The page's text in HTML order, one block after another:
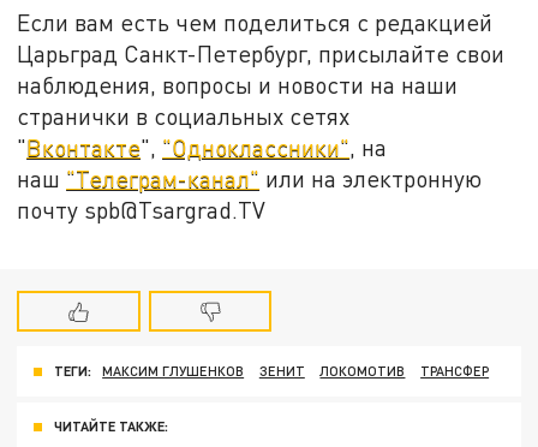
Если вам есть чем поделиться с редакцией
Царьград Санкт-Петербург, присылайте свои
наблюдения, вопросы и новости на наши
странички в социальных сетях
"Вконтакте", "Одноклассники", на
наш "Телеграм-канал" или на электронную
почту spb@Tsargrad.TV
ТЕГИ: МАКСИМ ГЛУШЕНКОВ ЗЕНИТ ЛОКОМОТИВ ТРАНСФЕР
ЧИТАЙТЕ ТАКЖЕ: